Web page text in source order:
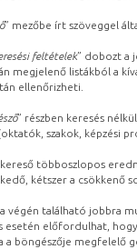
” mezőbe írt szöveggel
feltételek” dobozt a
megjelenő listákból a
ellenőrizheti.
” részben keresés
szakok, képzési
kereső többoszlopos
kétszer a
végén található jobbra
esetén előfordulhat,
a böngészője megfelelő